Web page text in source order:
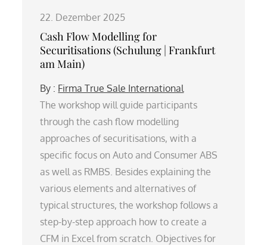
22. Dezember 2025
Cash Flow Modelling for
Securitisations (Schulung | Frankfurt
am Main)
By : Firma True Sale International
The workshop will guide participants
through the cash flow modelling
approaches of securitisations, with a
specific focus on Auto and Consumer ABS
as well as RMBS. Besides explaining the
various elements and alternatives of
typical structures, the workshop follows a
step-by-step approach how to create a
CFM in Excel from scratch. Objectives for